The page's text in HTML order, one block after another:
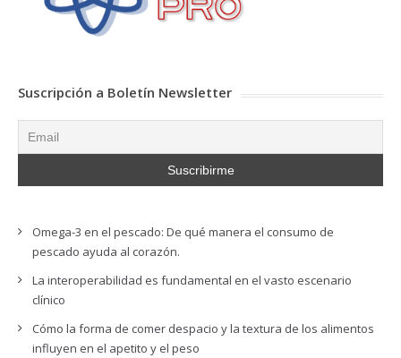
Suscripción a Boletín Newsletter
Omega-3 en el pescado: De qué manera el consumo de
pescado ayuda al corazón.
La interoperabilidad es fundamental en el vasto escenario
clínico
Cómo la forma de comer despacio y la textura de los alimentos
influyen en el apetito y el peso